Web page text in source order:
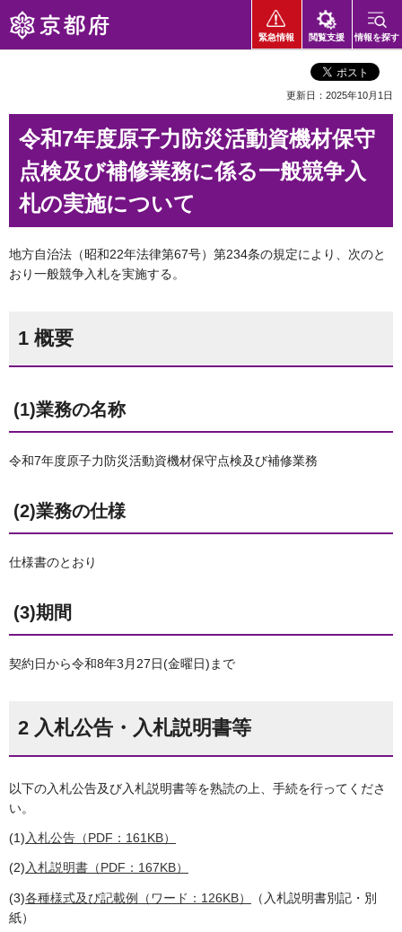
京都府
緊急情報 閲覧支援 情報を探す
更新日：2025年10月1日
令和7年度原子力防災活動資機材保守
点検及び補修業務に係る一般競争入
札の実施について
地方自治法（昭和22年法律第67号）第234条の規定により、次のと
おり一般競争入札を実施する。
1 概要
(1)業務の名称
令和7年度原子力防災活動資機材保守点検及び補修業務
(2)業務の仕様
仕様書のとおり
(3)期間
契約日から令和8年3月27日(金曜日)まで
2 入札公告・入札説明書等
以下の入札公告及び入札説明書等を熟読の上、手続を行ってくださ
い。
(1)入札公告（PDF：161KB）
(2)入札説明書（PDF：167KB）
(3)各種様式及び記載例（ワード：126KB）
（入札説明書別記・別
紙）